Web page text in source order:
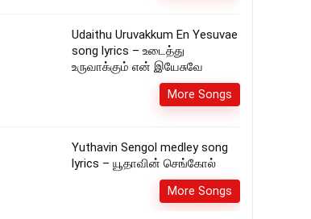
Udaithu Uruvakkum En Yesuvae
song lyrics – உடைத்து
உருவாக்கும் என் இயேசுவே
More Songs
Yuthavin Sengol medley song
lyrics – யூதாவின் செங்கோல்
More Songs